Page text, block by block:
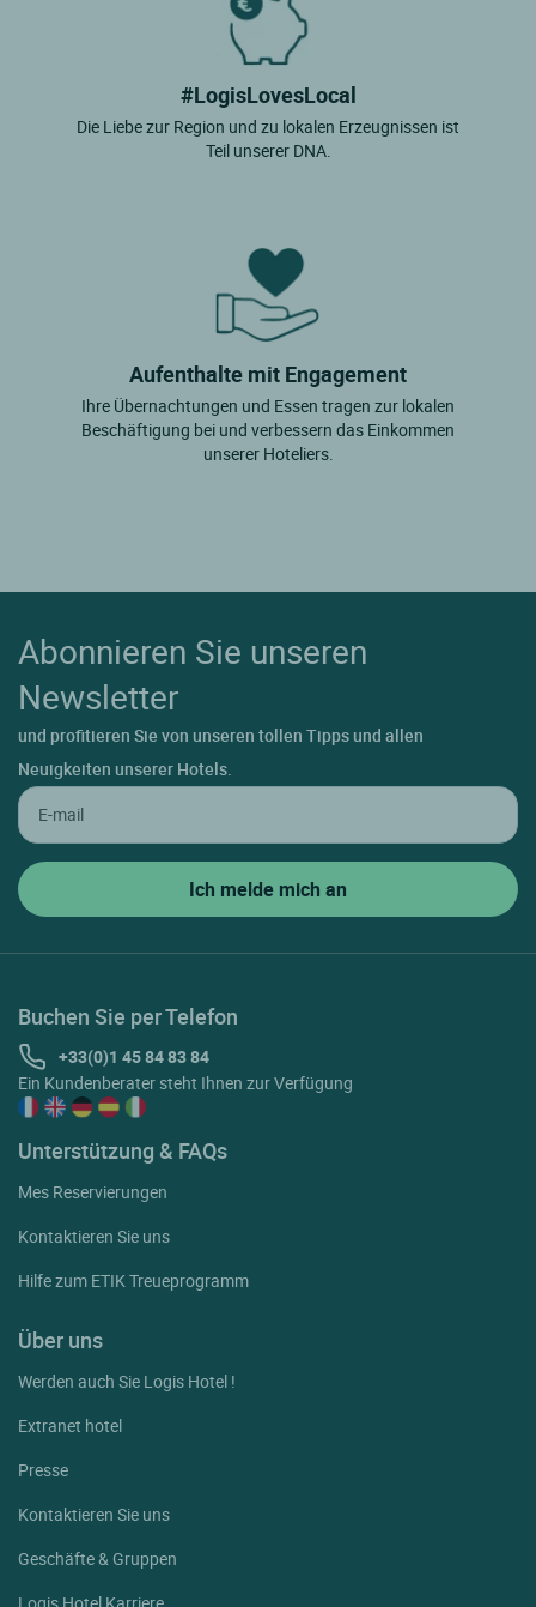
#LogisLovesLocal
Die Liebe zur Region und zu lokalen Erzeugnissen ist
Teil unserer DNA.
Aufenthalte mit Engagement
Ihre Übernachtungen und Essen tragen zur lokalen
Beschäftigung bei und verbessern das Einkommen
unserer Hoteliers.
Abonnieren Sie unseren
Newsletter
und profitieren Sie von unseren tollen Tipps und allen
Neuigkeiten unserer Hotels.
Buchen Sie per Telefon
+33(0)1 45 84 83 84
Ein Kundenberater steht Ihnen zur Verfügung
Unterstützung & FAQs
Mes Reservierungen
Kontaktieren Sie uns
Hilfe zum ETIK Treueprogramm
Über uns
Werden auch Sie Logis Hotel !
Extranet hotel
Presse
Kontaktieren Sie uns
Geschäfte & Gruppen
Logis Hotel Karriere